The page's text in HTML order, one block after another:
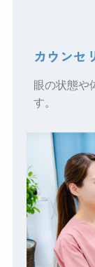
カウンセ
眼の状態や
す。